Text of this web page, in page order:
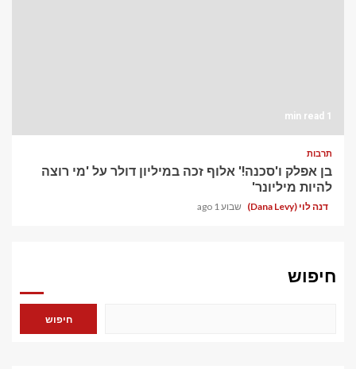
1 min read
תרבות
בן אפלק ו'סכנה!' אלוף זכה במיליון דולר על 'מי רוצה
להיות מיליונר'
דנה לוי (Dana Levy) שבוע 1 ago
חיפוש
חיפוש